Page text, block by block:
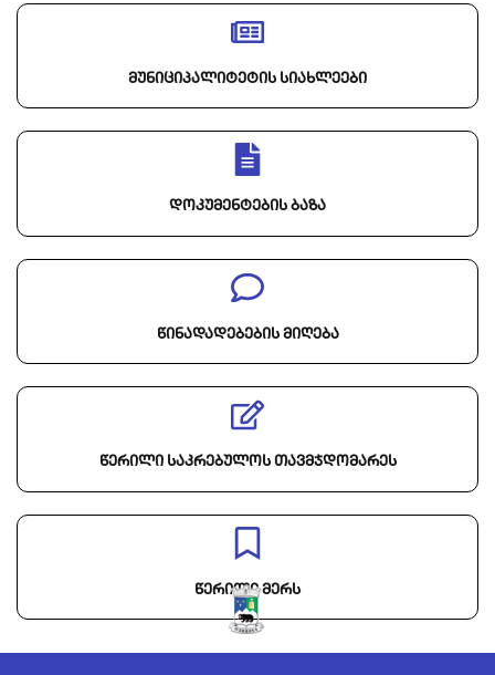
მუნიციპალიტეტის სიახლეები
დოკუმენტების ბაზა
წინადადებების მიღება
წერილი საკრებულოს თავმჯდომარეს
წერილი მერს